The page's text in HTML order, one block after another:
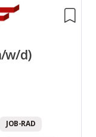
w/d)
JOB-RAD